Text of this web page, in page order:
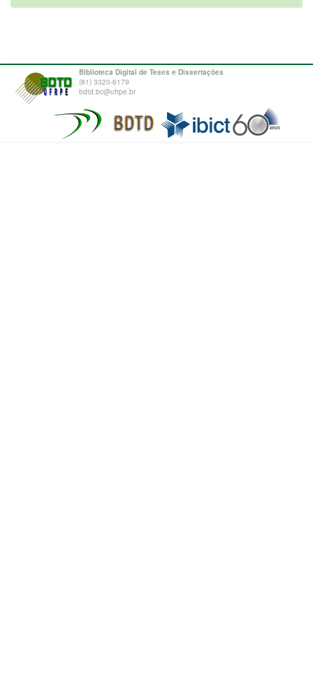
Biblioteca Digital de Teses e Dissertações
(81) 3320-6179
bdtd.bc@ufrpe.br